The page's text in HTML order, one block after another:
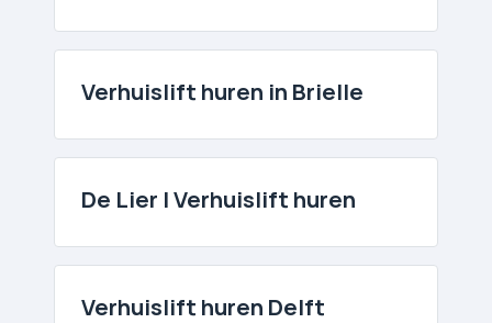
Verhuislift huren in Brielle
De Lier | Verhuislift huren
Verhuislift huren Delft